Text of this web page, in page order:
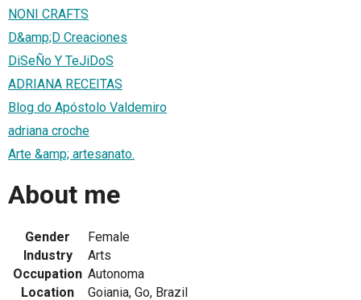
NONI CRAFTS
D&amp;D Creaciones
DiSeÑo Y TeJiDoS
ADRIANA RECEITAS
Blog do Apóstolo Valdemiro
adriana croche
Arte &amp; artesanato.
About me
Gender
Female
Industry
Arts
Occupation Autonoma
Location
Goiania, Go, Brazil